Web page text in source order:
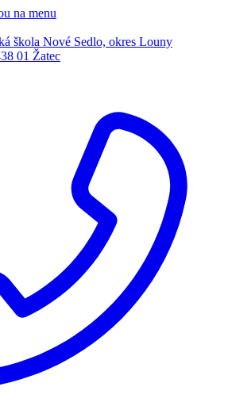
na menu
škola Nové Sedlo, okres Louny
01 Žatec